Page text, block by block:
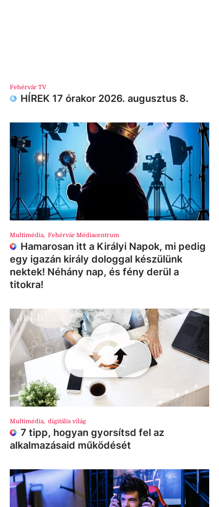
Fehérvár TV
HÍREK 17 órakor 2026. augusztus 8.
Multimédia, Fehérvár Médiacentrum
Hamarosan itt a Királyi Napok, mi pedig
egy igazán király dologgal készülünk
nektek! Néhány nap, és fény derül a
titokra!
Multimédia, digitális világ
7 tipp, hogyan gyorsítsd fel az
alkalmazásaid működését